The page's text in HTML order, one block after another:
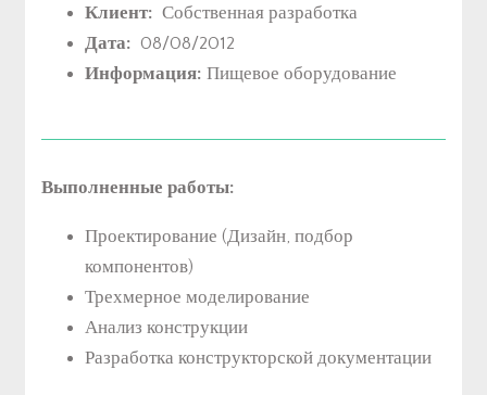
Клиент: Собственная разработка
Дата: 08/08/2012
Информация: Пищевое оборудование
Выполненные работы:
Проектирование (Дизайн, подбор
компонентов)
Трехмерное моделирование
Анализ конструкции
Разработка конструкторской документации